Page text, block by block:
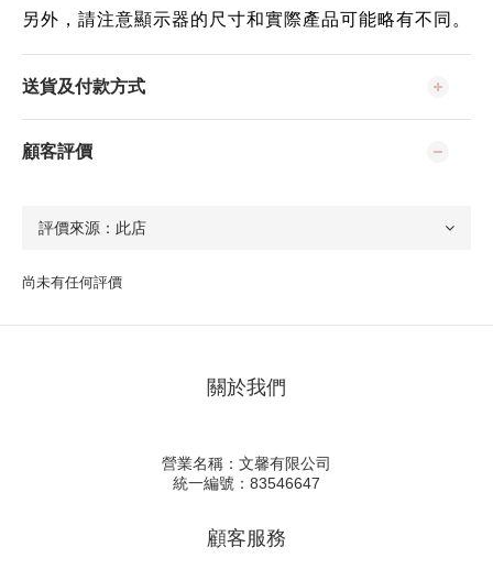
另外，請注意顯示器的尺寸和實際產品可能略有不同。
送貨及付款方式
顧客評價
尚未有任何評價
關於我們
營業名稱：文馨有限公司
統一編號：83546647
顧客服務